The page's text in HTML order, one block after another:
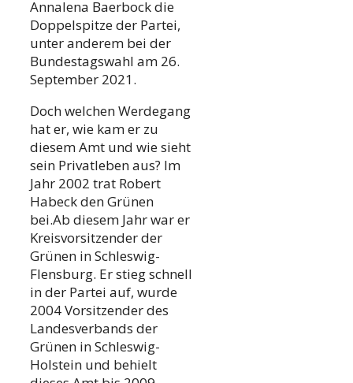
Annalena Baerbock die
Doppelspitze der Partei,
unter anderem bei der
Bundestagswahl am 26.
September 2021.
Doch welchen Werdegang
hat er, wie kam er zu
diesem Amt und wie sieht
sein Privatleben aus? Im
Jahr 2002 trat Robert
Habeck den Grünen
bei.Ab diesem Jahr war er
Kreisvorsitzender der
Grünen in Schleswig-
Flensburg. Er stieg schnell
in der Partei auf, wurde
2004 Vorsitzender des
Landesverbands der
Grünen in Schleswig-
Holstein und behielt